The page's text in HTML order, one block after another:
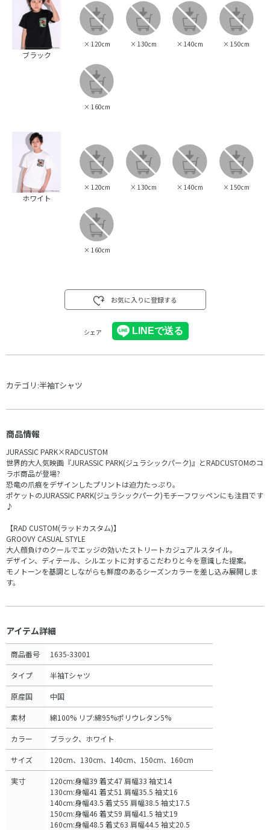
ブラック
× 120cm × 130cm × 140cm × 150cm
× 160cm
ホワイト
× 120cm × 130cm × 140cm × 150cm
× 160cm
お気に入りに登録する
シェア
カテゴリ:半袖Tシャツ
商品情報
JURASSIC PARK×RADCUSTOM
世界的大人気映画『JURASSIC PARK(ジュラシックパーク)』とRADCUSTOMのコ
ラボ商品が登場?
恐竜の爪痕をデザインしたプリントは迫力たっぷり。
ポケットのJURASSIC PARK(ジュラシックパーク)モチーフワッペンにも注目です
♪
【RAD CUSTOM(ラッドカスタム)】
GROOVY CASUAL STYLE
大人顔負けのクールでエッジの効いたストリートカジュアルスタイル。
デザイン、ディテール、シルエットに対するこだわりと今を意識した提案。
モノトーンを基調としながらも鮮度のあるシーズンカラーを差し込み展開しま
す。
アイテム詳細
商品番号 1635-33001
タイプ 半袖Tシャツ
原産国 中国
素材 綿100% リブ:綿95%ポリウレタン5%
カラー ブラック、ホワイト
サイズ 120cm、130cm、140cm、150cm、160cm
実寸
120cm:身幅39 着丈47 肩幅33 袖丈14
130cm:身幅41 着丈51 肩幅35.5 袖丈16
140cm:身幅43.5 着丈55 肩幅38.5 袖丈17.5
150cm:身幅46 着丈59 肩幅41.5 袖丈19
160cm:身幅48.5 着丈63 肩幅44.5 袖丈20.5